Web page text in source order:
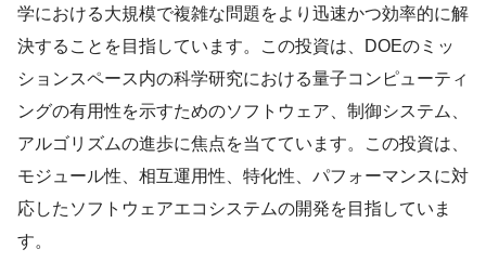
学における大規模で複雑な問題をより迅速かつ効率的に解
決することを目指しています。この投資は、DOEのミッ
ションスペース内の科学研究における量子コンピューティ
ングの有用性を示すためのソフトウェア、制御システム、
アルゴリズムの進歩に焦点を当てています。この投資は、
モジュール性、相互運用性、特化性、パフォーマンスに対
応したソフトウェアエコシステムの開発を目指していま
す。